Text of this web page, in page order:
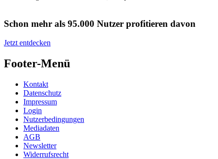
Schon mehr als 95.000 Nutzer profitieren davon
Jetzt entdecken
Footer-Menü
Kontakt
Datenschutz
Impressum
Login
Nutzerbedingungen
Mediadaten
AGB
Newsletter
Widerrufsrecht